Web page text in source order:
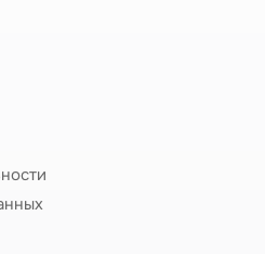
тела (до 3 кг)
листа, лечение